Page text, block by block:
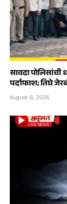
सावदा पोलिसांची
पर्दाफाश; तिघे
August 8, 2026